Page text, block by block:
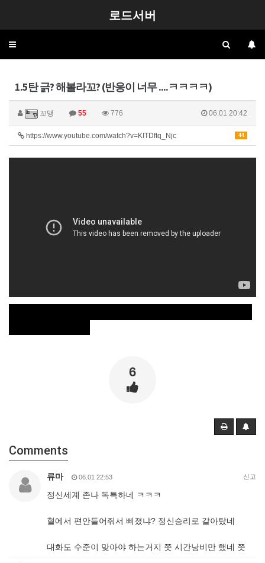
로드서버
Toggle
1.5탄 긁? 해볼라꼬? (반응이 너무 ....ㅋㅋㅋㅋ)
꼬댕 55 776 06.01 20:42
44
https://www.youtube.com/watch?v=KITDftq_Njc
6
Comments
류마 06.01 22:53 신고
정신세계 존나 독특하네 ㅋㅋㅋ
혈에서 편안들어줘서 삐졌냐? 정신승리로 갈아탔네
대화도 수준이 맞아야 하는거지 쯧 시간낭비만 했네 쯧